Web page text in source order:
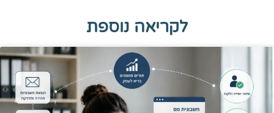
לקריאה נוספת